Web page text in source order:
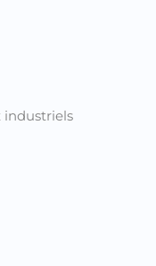
industriels